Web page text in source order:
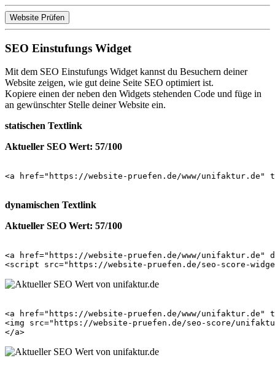
Website Prüfen
SEO Einstufungs Widget
Mit dem SEO Einstufungs Widget kannst du Besuchern deiner
Website zeigen, wie gut deine Seite SEO optimiert ist.
Kopiere einen der neben den Widgets stehenden Code und füge in
an gewünschter Stelle deiner Website ein.
statischen Textlink
Aktueller SEO Wert: 57/100
<a href="https://website-pruefen.de/www/unifaktur.de"
dynamischen Textlink
Aktueller SEO Wert: 57/100
<a href="https://website-pruefen.de/www/
<a href="https://website-pruefen.de/www/unifaktur.de"
<img src="https://website-pruefen.de/seo-score/